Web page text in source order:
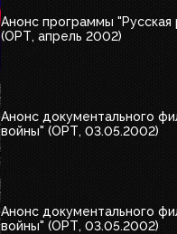
Анонс программы "Русская
(ОРТ, апрель 2002)
Анонс документального
войны" (ОРТ, 03.05.2002)
Анонс документального
войны" (ОРТ, 03.05.2002)